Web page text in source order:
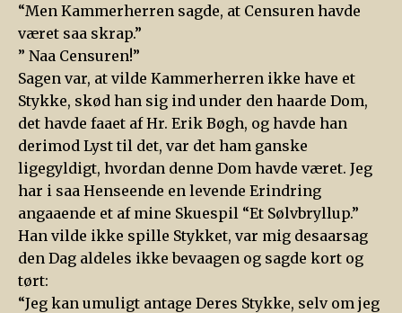
“Men Kammerherren sagde, at Censuren havde
været saa skrap.”
” Naa Censuren!”
Sagen var, at vilde Kammerherren ikke have et
Stykke, skød han sig ind under den haarde Dom,
det havde faaet af Hr. Erik Bøgh, og havde han
derimod Lyst til det, var det ham ganske
ligegyldigt, hvordan denne Dom havde været. Jeg
har i saa Henseende en levende Erindring
angaaende et af mine Skuespil “Et Sølvbryllup.”
Han vilde ikke spille Stykket, var mig desaarsag
den Dag aldeles ikke bevaagen og sagde kort og
tørt:
“Jeg kan umuligt antage Deres Stykke, selv om jeg